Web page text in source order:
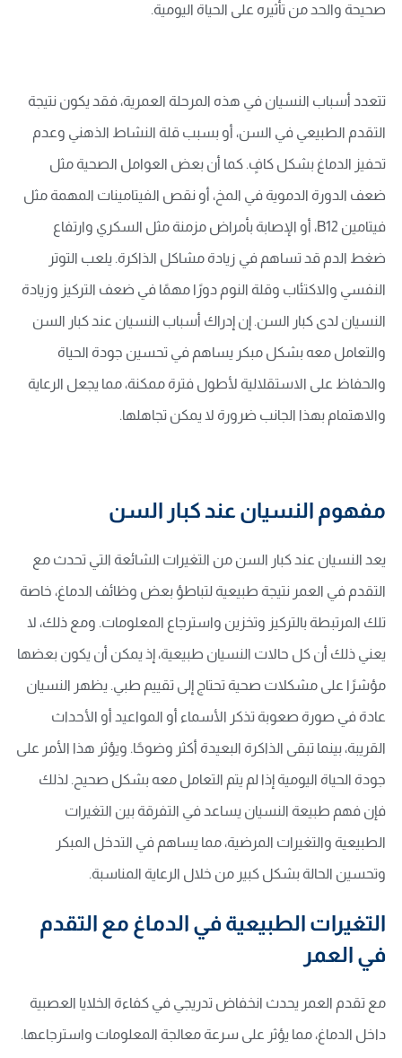
صحيحة والحد من تأثيره على الحياة اليومية.
تتعدد أسباب النسيان في هذه المرحلة العمرية، فقد يكون نتيجة
التقدم الطبيعي في السن، أو بسبب قلة النشاط الذهني وعدم
تحفيز الدماغ بشكل كافٍ. كما أن بعض العوامل الصحية مثل
ضعف الدورة الدموية في المخ، أو نقص الفيتامينات المهمة مثل
فيتامين B12، أو الإصابة بأمراض مزمنة مثل السكري وارتفاع
ضغط الدم قد تساهم في زيادة مشاكل الذاكرة. يلعب التوتر
النفسي والاكتئاب وقلة النوم دورًا مهمًا في ضعف التركيز وزيادة
النسيان لدى كبار السن. إن إدراك أسباب النسيان عند كبار السن
والتعامل معه بشكل مبكر يساهم في تحسين جودة الحياة
والحفاظ على الاستقلالية لأطول فترة ممكنة، مما يجعل الرعاية
والاهتمام بهذا الجانب ضرورة لا يمكن تجاهلها.
مفهوم النسيان عند كبار السن
يعد النسيان عند كبار السن من التغيرات الشائعة التي تحدث مع
التقدم في العمر نتيجة طبيعية لتباطؤ بعض وظائف الدماغ، خاصة
تلك المرتبطة بالتركيز وتخزين واسترجاع المعلومات. ومع ذلك، لا
يعني ذلك أن كل حالات النسيان طبيعية، إذ يمكن أن يكون بعضها
مؤشرًا على مشكلات صحية تحتاج إلى تقييم طبي. يظهر النسيان
عادة في صورة صعوبة تذكر الأسماء أو المواعيد أو الأحداث
القريبة، بينما تبقى الذاكرة البعيدة أكثر وضوحًا. ويؤثر هذا الأمر على
جودة الحياة اليومية إذا لم يتم التعامل معه بشكل صحيح. لذلك
فإن فهم طبيعة النسيان يساعد في التفرقة بين التغيرات
الطبيعية والتغيرات المرضية، مما يساهم في التدخل المبكر
وتحسين الحالة بشكل كبير من خلال الرعاية المناسبة.
التغيرات الطبيعية في الدماغ مع التقدم
في العمر
مع تقدم العمر يحدث انخفاض تدريجي في كفاءة الخلايا العصبية
داخل الدماغ، مما يؤثر على سرعة معالجة المعلومات واسترجاعها.